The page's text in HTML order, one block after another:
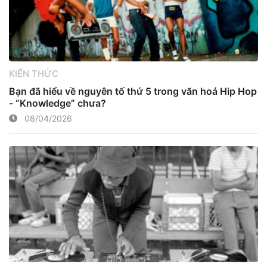
KIẾN THỨC
Bạn đã hiểu về nguyên tố thứ 5 trong văn hoá Hip Hop
- “Knowledge” chưa?
08/04/2026